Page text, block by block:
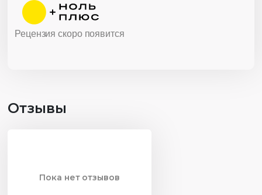
Рецензия скоро появится
Отзывы
Пока нет отзывов